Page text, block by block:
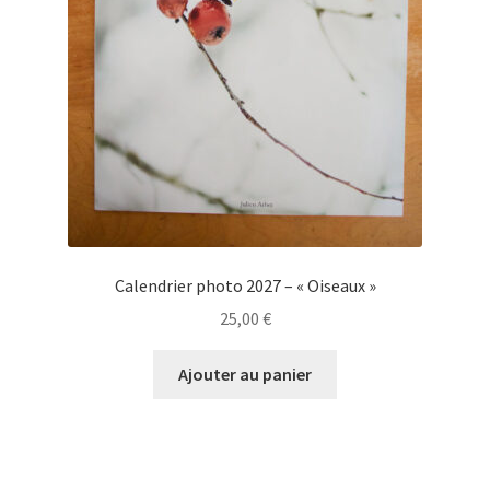
Calendrier photo 2027 – « Oiseaux »
25,00 €
Ajouter au panier